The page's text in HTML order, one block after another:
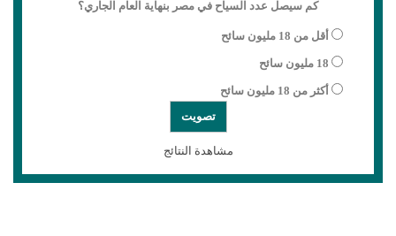
كم سيصل عدد السياح في مصر بنهاية العام الجاري؟
أقل من 18 مليون سائح
18 مليون سائح
أكثر من 18 مليون سائح
مشاهدة النتائج